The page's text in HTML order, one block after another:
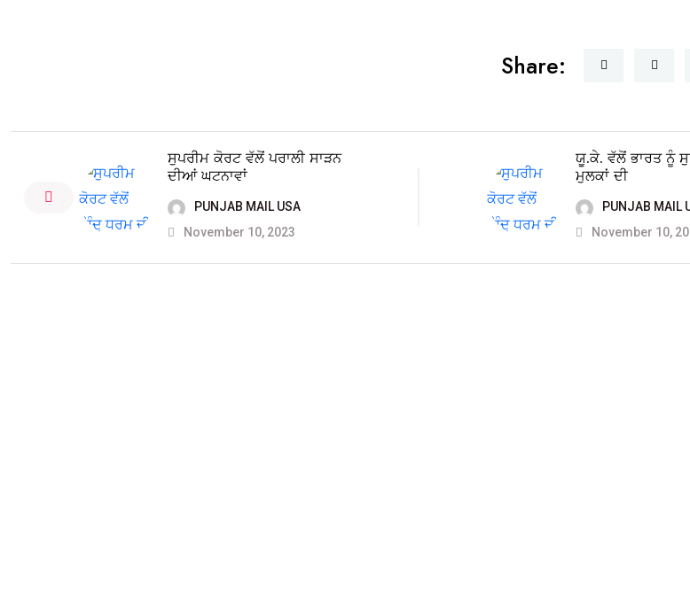
Share:
ਸੁਪਰੀਮ ਕੋਰਟ ਵੱਲੋਂ ਪਰਾਲੀ ਸਾੜਨ
ਦੀਆਂ ਘਟਨਾਵਾਂ
PUNJAB MAIL USA
November 10, 2023
ਯੂ.ਕੇ. ਵੱਲੋਂ ਭਾਰਤ ਨੂੰ
ਮੁਲਕਾਂ ਦੀ
PUNJAB MAIL
November 10,